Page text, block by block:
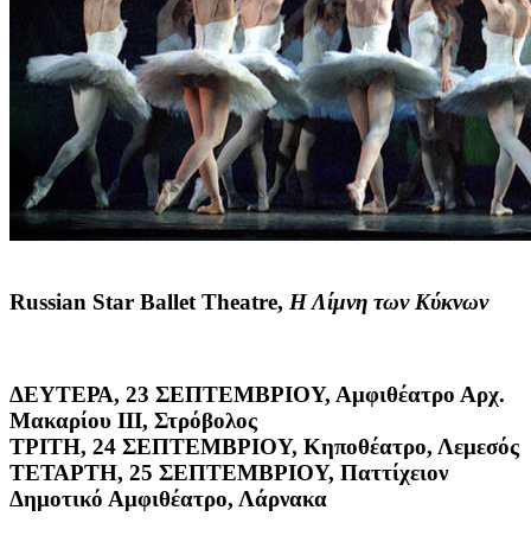
Russian Star Ballet Theatre, Η Λίμνη των Κύκνων
ΔΕΥΤΕΡΑ, 23 ΣΕΠΤΕΜΒΡΙΟΥ, Αμφιθέατρο Αρχ.
Μακαρίου ΙΙΙ, Στρόβολος
ΤΡΙΤΗ, 24 ΣΕΠΤΕΜΒΡΙΟΥ, Κηποθέατρο, Λεμεσός
ΤΕΤΑΡΤΗ, 25 ΣΕΠΤΕΜΒΡΙΟΥ, Παττίχειον
Δημοτικό Αμφιθέατρο, Λάρνακα